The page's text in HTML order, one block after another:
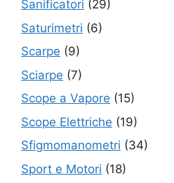
Sanificatori (29)
Saturimetri (6)
Scarpe (9)
Sciarpe (7)
Scope a Vapore (15)
Scope Elettriche (19)
Sfigmomanometri (34)
Sport e Motori (18)